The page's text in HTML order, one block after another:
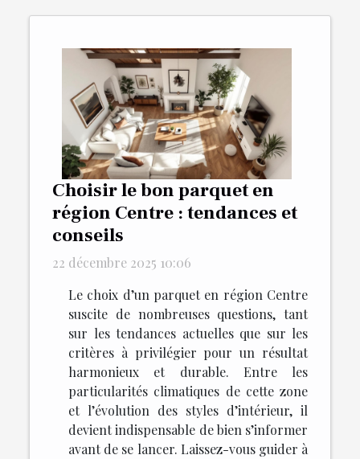
Choisir le bon parquet en
région Centre : tendances et
conseils
22 décembre 2025 10:06
Le choix d’un parquet en région Centre
suscite de nombreuses questions, tant
sur les tendances actuelles que sur les
critères à privilégier pour un résultat
harmonieux et durable. Entre les
particularités climatiques de cette zone
et l’évolution des styles d’intérieur, il
devient indispensable de bien s’informer
avant de se lancer. Laissez-vous guider à